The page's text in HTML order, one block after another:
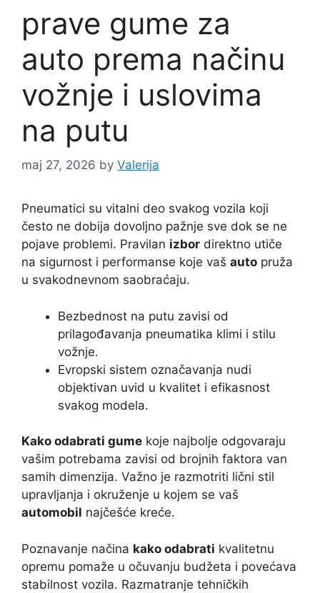
prave gume za
auto prema načinu
vožnje i uslovima
na putu
maj 27, 2026 by Valerija
Pneumatici su vitalni deo svakog vozila koji
često ne dobija dovoljno pažnje sve dok se ne
pojave problemi. Pravilan izbor direktno utiče
na sigurnost i performanse koje vaš auto pruža
u svakodnevnom saobraćaju.
Bezbednost na putu zavisi od
prilagođavanja pneumatika klimi i stilu
vožnje.
Evropski sistem označavanja nudi
objektivan uvid u kvalitet i efikasnost
svakog modela.
Kako odabrati gume koje najbolje odgovaraju
vašim potrebama zavisi od brojnih faktora van
samih dimenzija. Važno je razmotriti lični stil
upravljanja i okruženje u kojem se vaš
automobil najčešće kreće.
Poznavanje načina kako odabrati kvalitetnu
opremu pomaže u očuvanju budžeta i povećava
stabilnost vozila. Razmatranje tehničkih